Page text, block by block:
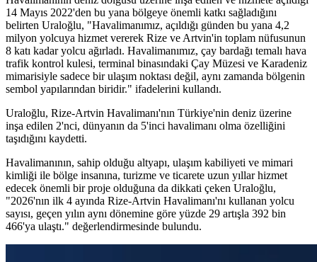
14 Mayıs 2022'den bu yana bölgeye önemli katkı sağladığını
belirten Uraloğlu, "Havalimanımız, açıldığı günden bu yana 4,2
milyon yolcuya hizmet vererek Rize ve Artvin'in toplam nüfusunun
8 katı kadar yolcu ağırladı. Havalimanımız, çay bardağı temalı hava
trafik kontrol kulesi, terminal binasındaki Çay Müzesi ve Karadeniz
mimarisiyle sadece bir ulaşım noktası değil, aynı zamanda bölgenin
sembol yapılarından biridir." ifadelerini kullandı.
Uraloğlu, Rize-Artvin Havalimanı'nın Türkiye'nin deniz üzerine
inşa edilen 2'nci, dünyanın da 5'inci havalimanı olma özelliğini
taşıdığını kaydetti.
Havalimanının, sahip olduğu altyapı, ulaşım kabiliyeti ve mimari
kimliği ile bölge insanına, turizme ve ticarete uzun yıllar hizmet
edecek önemli bir proje olduğuna da dikkati çeken Uraloğlu,
"2026'nın ilk 4 ayında Rize-Artvin Havalimanı'nı kullanan yolcu
sayısı, geçen yılın aynı dönemine göre yüzde 29 artışla 392 bin
466'ya ulaştı." değerlendirmesinde bulundu.